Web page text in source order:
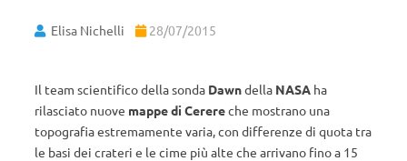
Elisa Nichelli 28/07/2015
Il team scientifico della sonda Dawndella NASA ha
rilasciato nuove mappe di Cerereche mostrano una
topografia estremamente varia, con differenze di quota tra
le basi dei crateri e le cime più alte che arrivano fino a 15